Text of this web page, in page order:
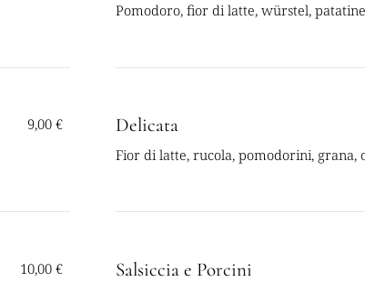
Pomodoro, fior di latte, würstel,
9,00 € Delicata
Fior di latte, rucola, pomodorini, grana,
10,00 € Salsiccia e Porcini